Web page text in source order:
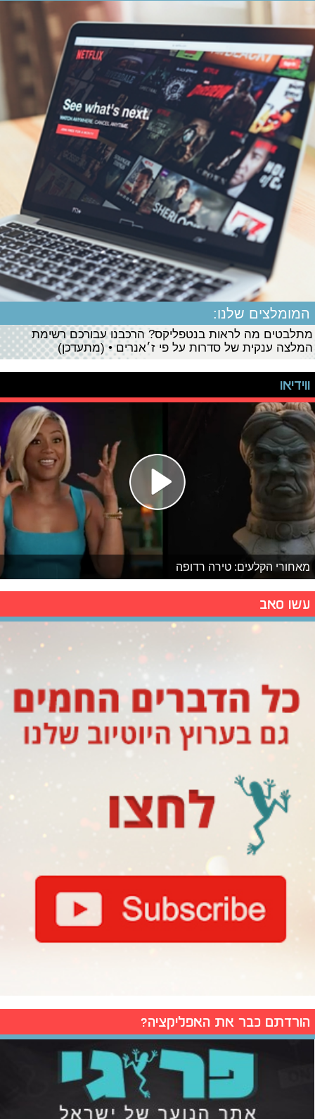
המומלצים שלנו:
מתלבטים מה לראות בנטפליקס? הרכבנו עבורכם רשימת
המלצה ענקית של סדרות על פי ז׳אנרים • (מתעדכן)
ווידיאו
מאחורי הקלעים: טירה רדופה
עשו סאב
הורדתם כבר את האפליקציה?